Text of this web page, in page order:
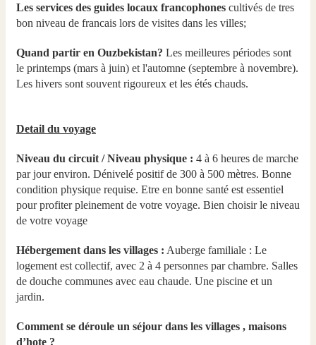
Les services des guides locaux francophones cultivés de tres
bon niveau de francais lors de visites dans les villes;
Quand partir en Ouzbekistan? Les meilleures périodes sont
le printemps (mars à juin) et l'automne (septembre à novembre).
Les hivers sont souvent rigoureux et les étés chauds.
Detail du voyage
Niveau du circuit / Niveau physique : 4 à 6 heures de marche
par jour environ. Dénivelé positif de 300 à 500 mètres. Bonne
condition physique requise. Etre en bonne santé est essentiel
pour profiter pleinement de votre voyage. Bien choisir le niveau
de votre voyage
Hébergement dans les villages : Auberge familiale : Le
logement est collectif, avec 2 à 4 personnes par chambre. Salles
de douche communes avec eau chaude. Une piscine et un
jardin.
Comment se déroule un séjour dans les villages , maisons
d’hote ?